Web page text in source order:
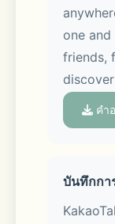
one
friends,
also
คำ
บันทึกกา